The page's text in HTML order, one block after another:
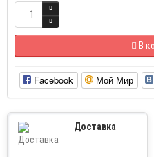
В
Facebook Мой Мир
Доставка